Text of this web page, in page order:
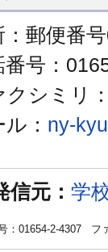
：郵便番
番号：
クシミリ
： ny-
信元： 学
：01654-2-4307 フ